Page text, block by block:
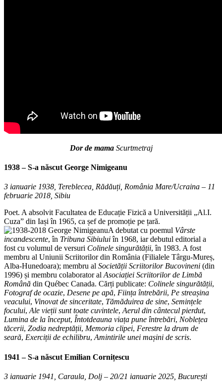
Dor de mamaScurtmetraj
1938 – S-a născut George Nimigeanu
3 ianuarie 1938, Tereblecea, Rădăuți, România Mare/Ucraina – 11
februarie 2018, Sibiu
Poet. A absolvit Facultatea de Educație Fizică a Universității „Al.I.
Cuza” din Iași în 1965, ca șef de promoție pe țară.
A debutat cu poemul Vârste
incandescente, în Tribuna Sibiuluiîn 1968, iar debutul editorial a
fost cu volumul de versuri Colinele singurătății, în 1983. A fost
membru al Uniunii Scriitorilor din România (Filialele Târgu-Mureș,
Alba-Hunedoara); membru al Societății Scriitorilor Bucovineni (din
1996) și membru colaborator alAsociației Scriitorilor de Limbă
Română din Québec Canada. Cărți publicate: Colinele singurătății,
Fotograf de ocazie, Desene pe apă, Ființa întrebării, Pe streașina
veacului, Vinovat de sinceritate, Tămăduirea de sine, Semințele
focului,Ale vieții sunt toate cuvintele,Aerul din cântecul pierdut,
Lumina de la început, Întotdeauna viața pune întrebări, Noblețea
tăcerii, Zodia nedreptății, Memoria clipei, Ferestre la drum de
seară, Exerciții de echilibru,Amintirile unei mașini de scris.
1941 – S-a născut Emilian Cornițescu
3 ianuarie 1941, Caraula, Dolj – 20/21 ianuarie 2025, București